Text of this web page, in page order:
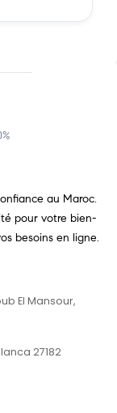
au Maroc.
pour votre bien-
besoins en ligne.
El Mansour,
27182